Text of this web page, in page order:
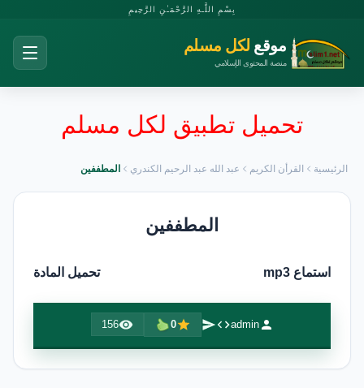
بِسْمِ اللَّـهِ الرَّحْمَـٰنِ الرَّحِيمِ
موقع لكل مسلم
منصة المحتوى الإسلامي
تحميل تطبيق لكل مسلم
الرئيسية القرأن الكريم عبد الله عبد الرحيم الكندري المطففين
المطففين
استماع mp3 تحميل المادة
admin
0
156